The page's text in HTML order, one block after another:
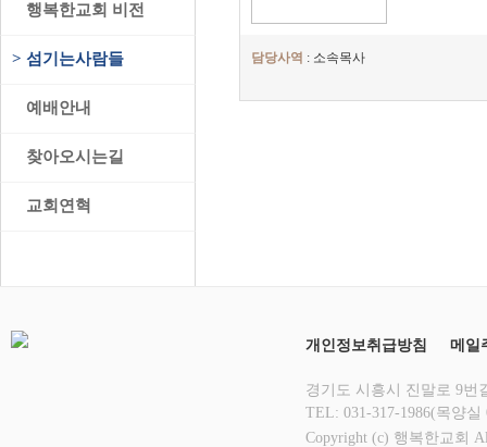
행복한교회 비전
> 섬기는사람들
예배안내
찾아오시는길
교회연혁
담당사역 : 소속목사
개인정보취급방침 메일
경기도 시흥시 진말로 9번
TEL: 031-317-1986(목양
Copyright (c) 행복한교회